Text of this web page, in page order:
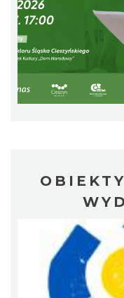
Koncert
Mozaika
kultur
Cieszyn